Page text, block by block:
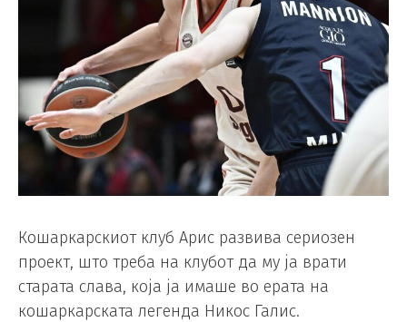
Кошаркарскиот клуб Арис развива сериозен
проект, што треба на клубот да му ја врати
старата слава, која ја имаше во ерата на
кошаркарската легенда Никос Галис.